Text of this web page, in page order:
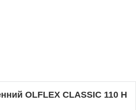
OLFLEX CLASSIC 110 H